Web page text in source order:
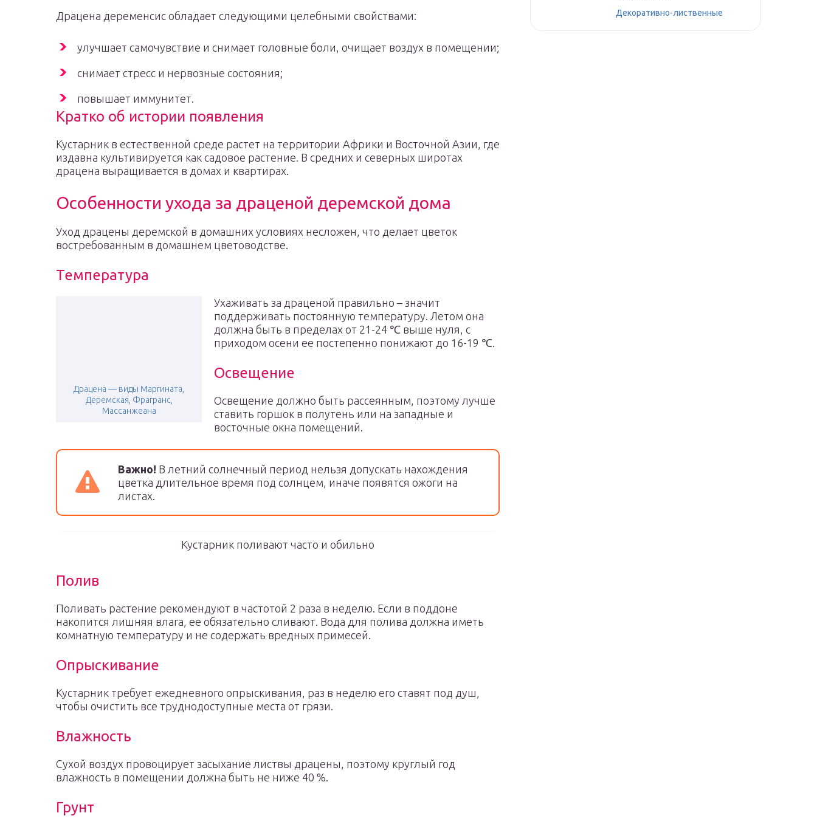
Драцена деременсис обладает следующими целебными свойствами:
улучшает самочувствие и снимает головные боли, очищает воздух в помещении;
снимает стресс и нервозные состояния;
повышает иммунитет.
Кратко об истории появления
Кустарник в естественной среде растет на территории Африки и Восточной Азии, где
издавна культивируется как садовое растение. В средних и северных широтах
драцена выращивается в домах и квартирах.
Особенности ухода за драценой деремской дома
Уход драцены деремской в домашних условиях несложен, что делает цветок
востребованным в домашнем цветоводстве.
Температура
Драцена — виды Маргината,
Деремская, Фрагранс,
Массанжеана
Ухаживать за драценой правильно – значит
поддерживать постоянную температуру. Летом она
должна быть в пределах от 21-24 ℃ выше нуля, с
приходом осени ее постепенно понижают до 16-19 ℃.
Освещение
Освещение должно быть рассеянным, поэтому лучше
ставить горшок в полутень или на западные и
восточные окна помещений.
Важно! В летний солнечный период нельзя допускать нахождения
цветка длительное время под солнцем, иначе появятся ожоги на
листах.
Кустарник поливают часто и обильно
Полив
Поливать растение рекомендуют в частотой 2 раза в неделю. Если в поддоне
накопится лишняя влага, ее обязательно сливают. Вода для полива должна иметь
комнатную температуру и не содержать вредных примесей.
Опрыскивание
Кустарник требует ежедневного опрыскивания, раз в неделю его ставят под душ,
чтобы очистить все труднодоступные места от грязи.
Влажность
Сухой воздух провоцирует засыхание листвы драцены, поэтому круглый год
влажность в помещении должна быть не ниже 40 %.
Грунт
Декоративно-лиственные